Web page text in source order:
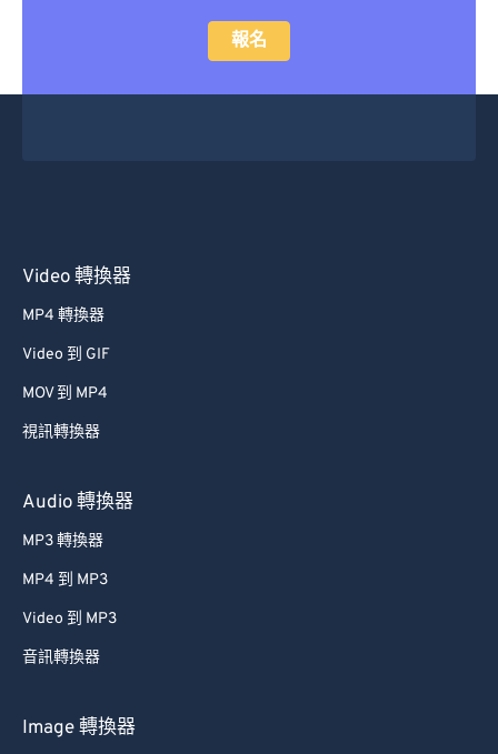
報名
Video 轉換器
MP4 轉換器
Video 到 GIF
MOV 到 MP4
視訊轉換器
Audio 轉換器
MP3 轉換器
MP4 到 MP3
Video 到 MP3
音訊轉換器
Image 轉換器